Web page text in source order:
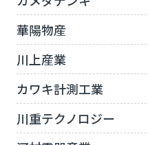
華陽物産
川上産業
カワキ計測工業
川重テクノロジー